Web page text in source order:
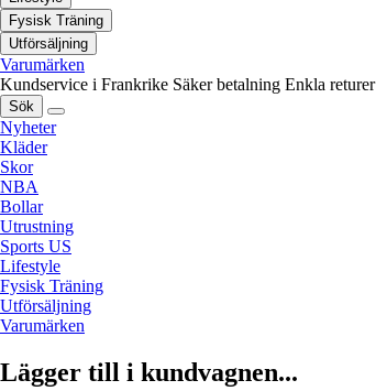
Fysisk Träning
Utförsäljning
Varumärken
Kundservice i Frankrike Säker betalning Enkla returer
Sök
Nyheter
Kläder
Skor
NBA
Bollar
Utrustning
Sports US
Lifestyle
Fysisk Träning
Utförsäljning
Varumärken
Lägger till i kundvagnen...